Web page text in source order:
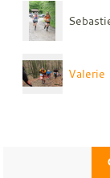
Valerie